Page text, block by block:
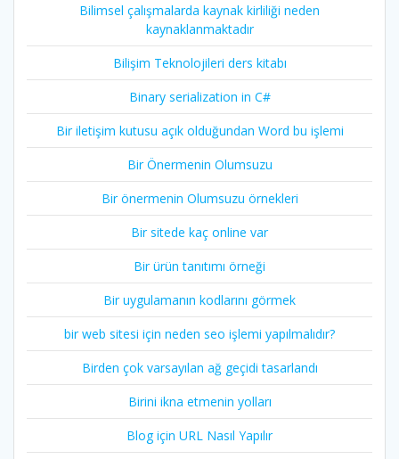
Bilimsel çalışmalarda kaynak kirliliği neden
kaynaklanmaktadır
Bilişim Teknolojileri ders kitabı
Binary serialization in C#
Bir iletişim kutusu açık olduğundan Word bu işlemi
Bir Önermenin Olumsuzu
Bir önermenin Olumsuzu örnekleri
Bir sitede kaç online var
Bir ürün tanıtımı örneği
Bir uygulamanın kodlarını görmek
bir web sitesi için neden seo işlemi yapılmalıdır?
Birden çok varsayılan ağ geçidi tasarlandı
Birini ikna etmenin yolları
Blog için URL Nasıl Yapılır